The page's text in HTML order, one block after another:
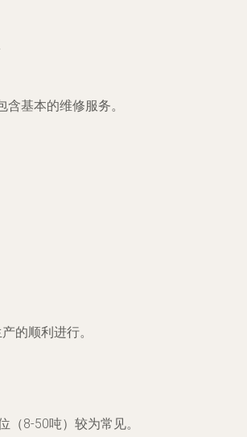
基本的维修服务。
的顺利进行。
8-50吨）较为常见。